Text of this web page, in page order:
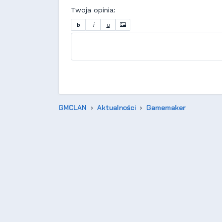
Twoja opinia:
b i u
GMCLAN Aktualności Gamemaker